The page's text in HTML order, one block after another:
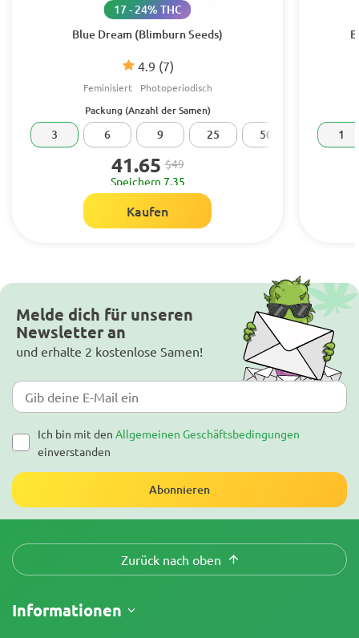
Blue Dream (Blimburn Seeds)
4.9 (7)
17 - 24% THC
Feminisiert Photoperiodisch
Packung (Anzahl der Samen)
3 6 9 25 50 100
41.65 $49
Speichern 7.35
Kaufen
1
Melde dich für unseren
Newsletter an
und erhalte 2 kostenlose Samen!
Ich bin mit den Allgemeinen Geschäftsbedingungen
einverstanden
Abonnieren
Zurück nach oben
Informationen